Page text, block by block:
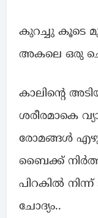
കുറച്ചു കൂടെ
അകലെ ഒരു
കാലിന്റെ
ശരീരമാകെ
രോമങ്ങൾ
ബൈക്ക്
പിറകിൽ
ചോദ്യം..